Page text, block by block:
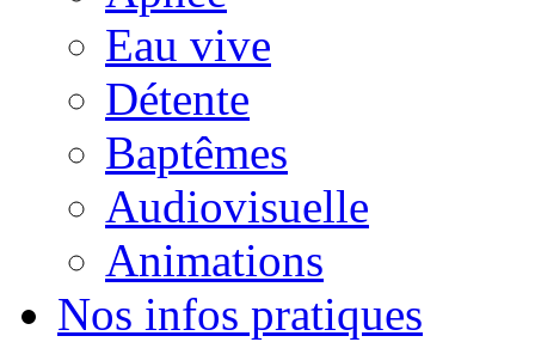
Eau vive
Détente
Baptêmes
Audiovisuelle
Animations
Nos infos pratiques